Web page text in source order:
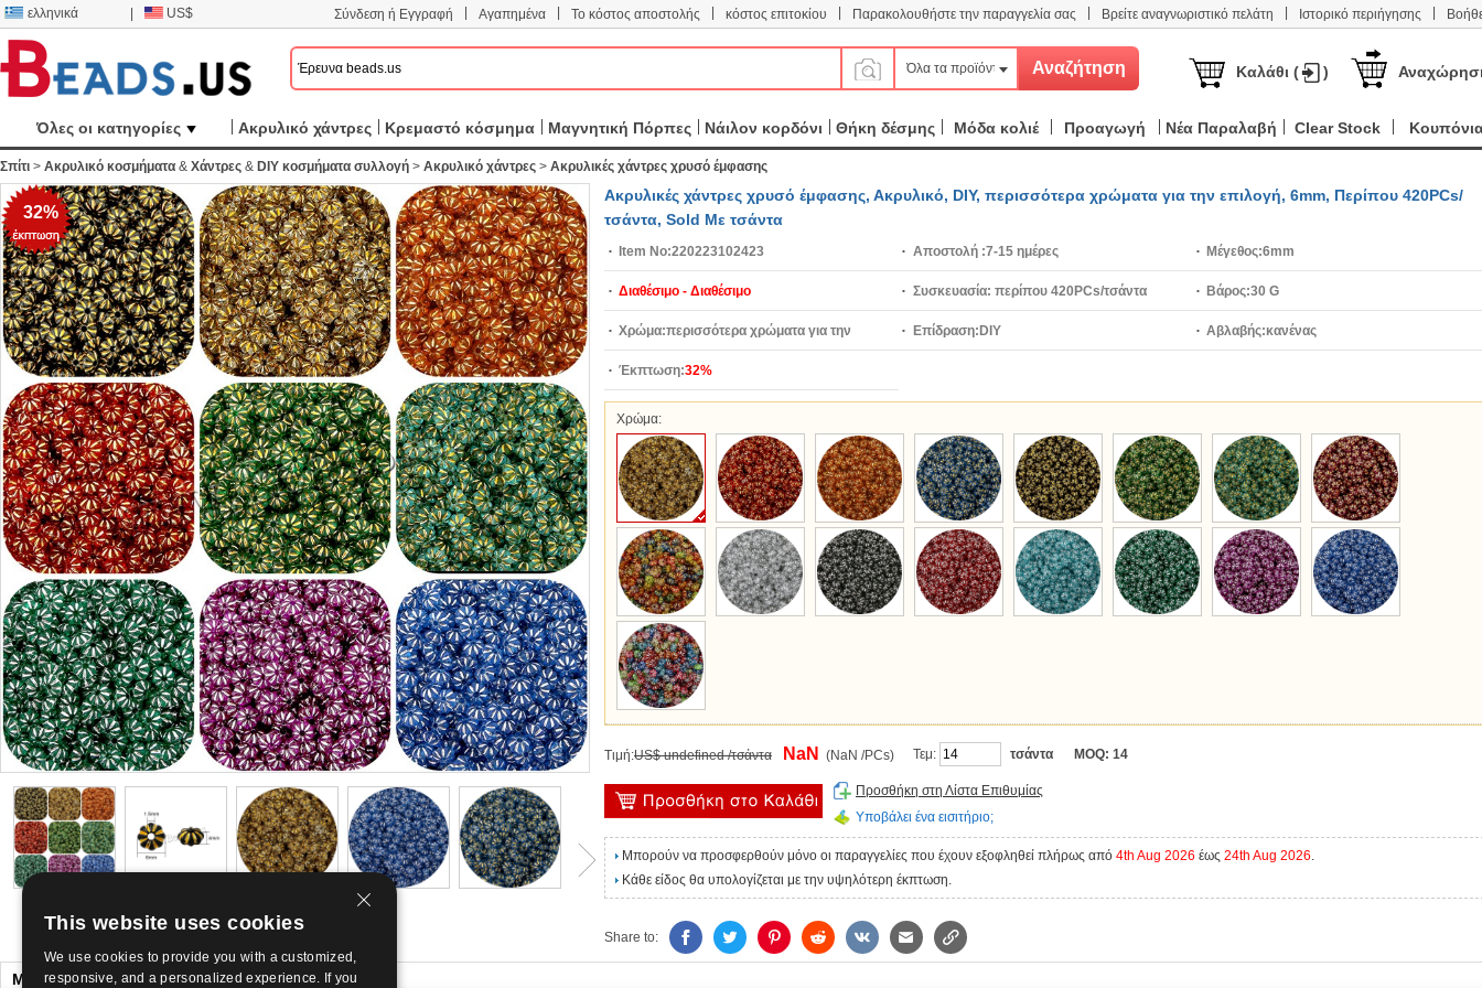
ελληνικά US$ Σύνδεση ή Εγγραφή Αγαπημένα Το κόστος αποστολής κόστος επιτοκίου Παρακολουθήστε την παραγγελία σας Βρείτε αναγνωριστικό πελάτη Ιστορικό περιήγησης
Όλα τα προϊόντα Καλάθι ( )
Όλες οι κατηγορίες Ακρυλικό χάντρες Κρεμαστό κόσμημα Μαγνητική Πόρπες Νάιλον κορδόνι Θήκη δέσμης Μόδα κολιέ Προαγωγή Νέα Παραλαβή Clear Stock
Σπίτι > Ακρυλικό κοσμήματα & Χάντρες & DIY κοσμήματα συλλογή > Ακρυλικό χάντρες > Ακρυλικές χάντρες χρυσό έμφασης
32%
Ακρυλικές χάντρες χρυσό έμφασης, Ακρυλικό, DIY, περισσότερα χρώματα για την επιλογή, 6mm, Περίπου 420PCs/
τσάντα, Sold Με τσάντα
Item No:220223102423 Αποστολή :7-15 ημέρες Μέγεθος:6mm
Διαθέσιμο - Διαθέσιμο Συσκευασία: περίπου 420PCs/τσάντα Βάρος:30 G
Χρώμα:περισσότερα χρώματα για την
επιλογή
Επίδραση: DIY Αβλαβής:κανένας
Έκπτωση:32%
Χρώμα:
Τιμή:US$ undefined /τσάντα NaN (NaN /PCs) Τεμ: τσάντα MOQ: 14
Προσθήκη στη Λίστα Επιθυμίας
Υποβάλει ένα εισιτήριο;
Μπορούν να προσφερθούν μόνο οι παραγγελίες που έχουν εξοφληθεί πλήρως από 4th Aug 2026 έως 24th Aug 2026.
Κάθε είδος θα υπολογίζεται με την υψηλότερη έκπτωση.
Share to:
Μπορεί να ήθελε επίσης
This website uses cookies
We use cookies to provide you with a customized,
responsive, and a personalized experience. If you